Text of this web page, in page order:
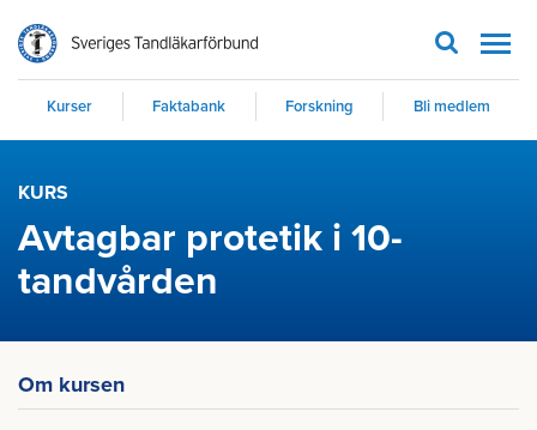
Kurser Faktabank Forskning Bli medlem
KURS
Avtagbar protetik i 10-
tandvården
Om kursen